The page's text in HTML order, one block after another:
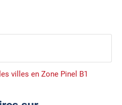
villes en Zone Pinel B1